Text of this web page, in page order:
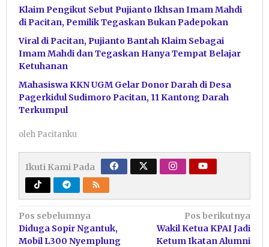
Klaim Pengikut Sebut Pujianto Ikhsan Imam Mahdi
di Pacitan, Pemilik Tegaskan Bukan Padepokan
Viral di Pacitan, Pujianto Bantah Klaim Sebagai
Imam Mahdi dan Tegaskan Hanya Tempat Belajar
Ketuhanan
Mahasiswa KKN UGM Gelar Donor Darah di Desa
Pagerkidul Sudimoro Pacitan, 11 Kantong Darah
Terkumpul
oleh Pacitanku
Ikuti Kami Pada
Navigasi
pos
Pos sebelumnya
Diduga Sopir Ngantuk,
Mobil L300 Nyemplung
Pos berikutnya
Wakil Ketua KPAI Jadi
Ketum Ikatan Alumni